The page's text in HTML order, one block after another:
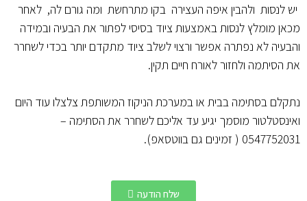
יש לנסות ולהבין איפה העצירה בקו מתרחשת ומה גורם לה, לאחר
מכאן מומלץ לנסות באמצעות ציוד בסיסי לפתור את הבעיה ובמידה
והבעיה לא נפתרה אפשר ורצוי לשלב ציוד מתקדם יותר בכדי לשחרר
את הסיתמה ולחזור לאורח חיים תקין.
נתקלם בסתימה בבית או במערכת הניקוז המשותפת צלצלו עוד היום
ואינסטלטור מוסמך יגיע עד אליכם לשחרר את הסתימה –
0547752031 ( זמינים גם בווטסאפ).
שלח הודעה